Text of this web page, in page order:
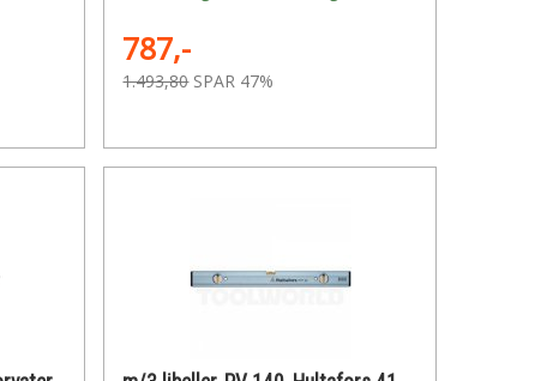
787,-
1.493,80 SPAR 47%